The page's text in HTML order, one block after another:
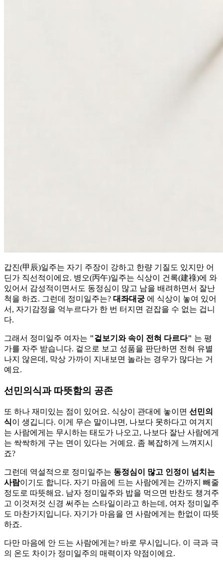
갑진(甲辰)일주는 자기 주장이 강하고 한량 기질도 있지만 어
딘가 직선적이에요. 병오(丙午)일주는 식상이 건록(建祿)에 와
있어서 감성적이면서도 동정심이 많고 남을 배려하면서 잘난
척을 하죠. 그런데 정미일주는? 대좌대궁 에 식상이 놓여 있어
서, 자기감정을 억누르다가 한 번 터지면 걷잡을 수 없는 겁니
다.
그래서 정미일주 여자는 "겉보기와 속이 전혀 다르다" 는 평
가를 자주 받습니다. 겉으로 보고 성품을 판단하면 전혀 유별
나지 않은데, 막상 가까이 지내보면 놀라는 경우가 많다는 거
예요.
선민의식과 따뜻함의 공존
또 하나 재미있는 점이 있어요. 식상이 관대에 놓이면 선민의
식이 생깁니다. 이게 무슨 말이냐면, 나보다 못하다고 여겨지
는 사람에게는 무시하는 태도가 나오고, 나보다 잘난 사람에게
는 싹싹하게 구는 면이 있다는 거예요. 좀 복잡하게 느껴지시
죠?
그런데 역설적으로 정미일주는 동정심이 많고 인정이 넘치는
사람이기도 합니다. 자기 마음에 드는 사람에게는 간까지 빼줄
정도로 따뜻해요. 남자 정미일주와 밥을 먹으면 반찬도 챙겨주
고 이것저것 신경 써주는 스타일이라고 하는데, 여자 정미일주
도 마찬가지입니다. 자기가 마음을 연 사람에게는 한없이 따뜻
하죠.
다만 마음에 안 드는 사람에게는? 바로 무시입니다. 이 극과 극
의 온도 차이가 정미일주의 매력이자 약점이에요.